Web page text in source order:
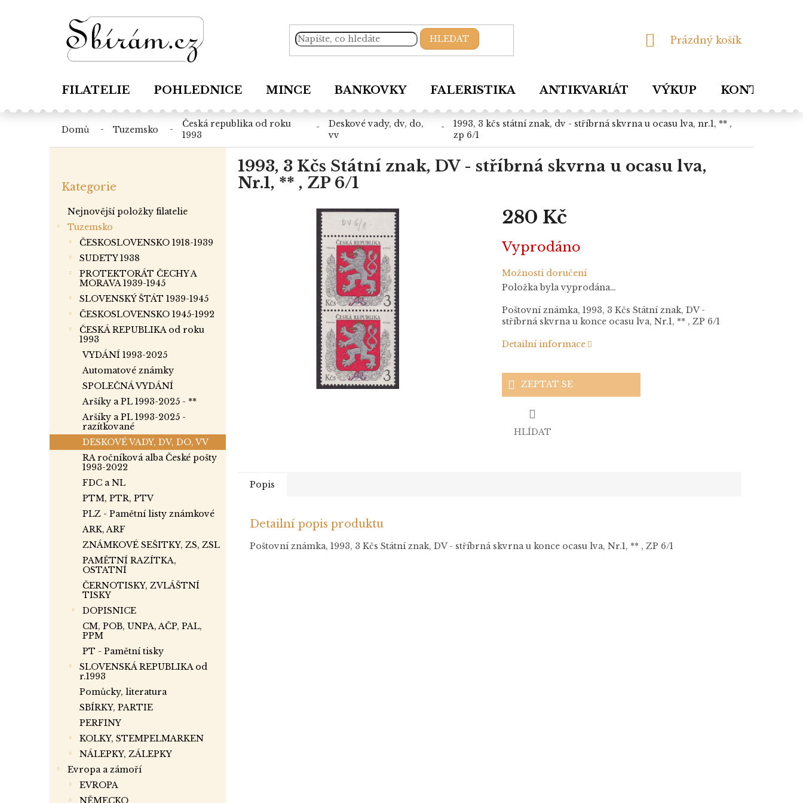
HLEDAT
NÁKUPNÍ
Prázdný košík
FILATELIE POHLEDNICE MINCE BANKOVKY FALERISTIKA ANTIKVARIÁT VÝKUP KONTAKTY
domů tuzemsko
česká republika od roku
1993
deskové vady, dv, do,
vv
1993, 3 kčs státní znak, dv - stříbrná skvrna u ocasu lva, nr.1, ** ,
zp 6/1
kategorie
Kategorie
Nejnovější položky filatelie
Tuzemsko
ČESKOSLOVENSKO 1918-1939
SUDETY 1938
PROTEKTORÁT ČECHY A
MORAVA 1939-1945
SLOVENSKÝ ŠTÁT 1939-1945
ČESKOSLOVENSKO 1945-1992
ČESKÁ REPUBLIKA od roku
1993
VYDÁNÍ 1993-2025
Automatové známky
SPOLEČNÁ VYDÁNÍ
Aršíky a PL 1993-2025 - **
Aršíky a PL 1993-2025 -
razítkované
DESKOVÉ VADY, DV, DO, VV
RA ročníková alba České pošty
1993-2022
FDC a NL
PTM, PTR, PTV
PLZ - Pamětní listy známkové
ARK, ARF
ZNÁMKOVÉ SEŠITKY, ZS, ZSL
PAMĚTNÍ RAZÍTKA,
OSTATNÍ
ČERNOTISKY, ZVLÁŠTNÍ
TISKY
DOPISNICE
CM, POB, UNPA, AČP, PAL,
PPM
PT - Pamětní tisky
SLOVENSKÁ REPUBLIKA od
r.1993
Pomůcky, literatura
SBÍRKY, PARTIE
PERFINY
KOLKY, STEMPELMARKEN
NÁLEPKY, ZÁLEPKY
Evropa a zámoří
EVROPA
NĚMECKO
1993, 3 Kčs Státní znak, DV - stříbrná skvrna u ocasu lva,
Nr.1, ** , ZP 6/1
280 Kč
cena:
Vyprodáno
Možnosti doručení
Položka byla vyprodána…
Poštovní známka, 1993, 3 Kčs Státní znak, DV -
stříbrná skvrna u konce ocasu lva, Nr.1, ** , ZP 6/1
Detailní informace
ZEPTAT SE
HLÍDAT
Popis
Detailní popis produktu
Poštovní známka, 1993, 3 Kčs Státní znak, DV - stříbrná skvrna u konce ocasu lva, Nr.1, ** , ZP 6/1